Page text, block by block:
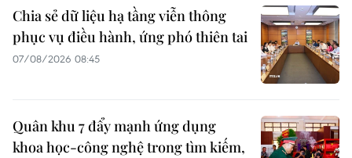
Chia sẻ dữ liệu hạ tầng viễn thông
phục vụ điều hành, ứng phó thiên tai
07/08/2026 08:45
Quân khu 7 đẩy mạnh ứng dụng
khoa học-công nghệ trong tìm kiếm,